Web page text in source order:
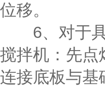
位移。
6、对于具
搅拌机：先点
连接底板与基